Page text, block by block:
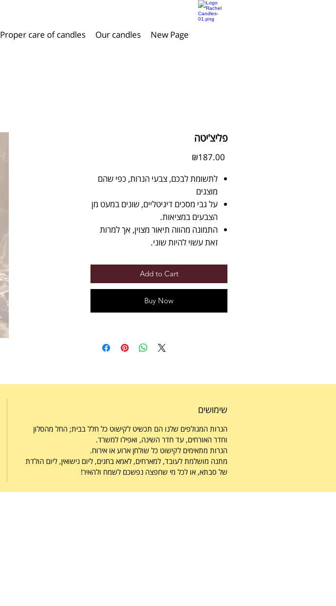
New Page
Our candles
Proper care of candles​​
פליצ'יטה
₪187.00
לתשומת לבכם, צבעי הנרות, כפי שהם
מוצגים
על גבי מסכים דיגיטליים, שונים במעט מן
הצבעים במציאות.
התמונה מהווה תיאור מצוין, אך למרות
זאת עשוי להיות שוני.
Add to Cart
Buy Now
שימושים
הנרות המגולפים שלנו הם תכשיט לקישוט כל חלל בבית; החל מהסלון
וחדר האורחים, עד חדר השינה, ואפילו למשרד.
הנרות מתאימים לקישוט כל שולחן ארוע או אירוח.
מתנה מושלמת לעובד, למארחים, לאמא בחגים, ליום נישואין, ליום הולדת
של סבתא, או לכל מי שחפצה נפשכם לשמח ולהאיר!